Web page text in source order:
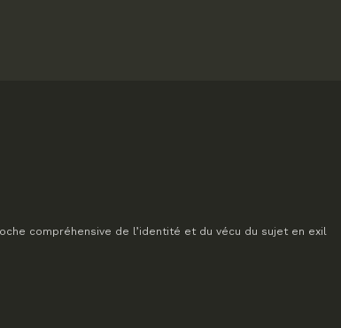
compréhensive de l’identité et du vécu du sujet en exil